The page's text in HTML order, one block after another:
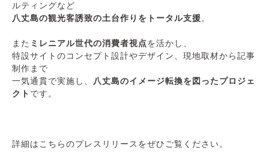
ルティングなど
八丈島の観光客誘致の土台作りをトータル支援。
また ミレニアル世代の消費者視点を活かし、
特設サイトのコンセプト設計やデザイン、現地取材から記事
制作まで
一気通貫で実施し、 八丈島のイメージ転換を図ったプロジェ
クト です。
詳細はこちらのプレスリリースをぜひご覧ください。